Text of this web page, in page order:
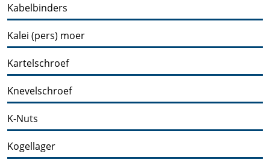
Kabelbinders
Kalei (pers) moer
Kartelschroef
Knevelschroef
K-Nuts
Kogellager